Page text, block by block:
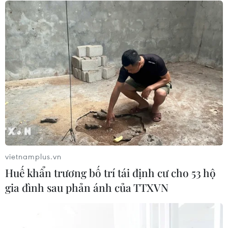
CƠ QUAN CHỦ QUẢN: THÔNG TẤN XÃ VIỆT NAM
Tổng Biên tập: TRẦN TIẾN DUẨN
Phó Tổng Biên tập: NGUYỄN THỊ TÁM, KHÚC THANH
THỦY
Sở hữu trí tuệ
Quy định sử dụng
RSS
Hỗ trợ
Ngôn ngữ
TTXVN
Dịch vụ tin
Quảng cáo
vietnamplus.vn
Huế khẩn trương bố trí tái định cư cho 53 hộ
gia đình sau phản ánh của TTXVN